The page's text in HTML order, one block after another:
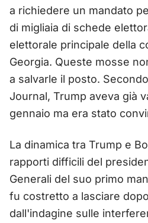
a richiedere un mandato
di migliaia di schede
elettorale principale della
Georgia. Queste mosse
a salvarle il posto.
Journal, Trump aveva già
gennaio ma era stato
La dinamica tra Trump e
rapporti difficili del
Generali del suo primo
fu costretto a lasciare
dall'indagine sulle